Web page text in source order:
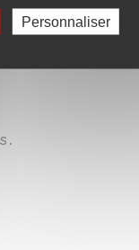
d'entretien
Personnaliser